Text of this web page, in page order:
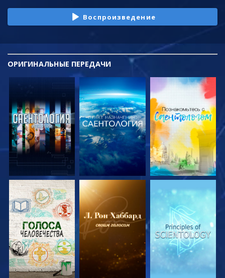
Воспроизведение
ОРИГИНАЛЬНЫЕ ПЕРЕДАЧИ
СМОТРЕТЬ
ПЕРЕДАЧИ
СМОТРЕТЬ
ПЕРЕДАЧИ
СМОТРЕТЬ
ПЕРЕДАЧИ